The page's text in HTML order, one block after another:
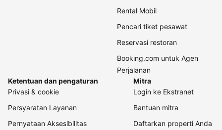
Rental Mobil
Pencari tiket pesawat
Reservasi restoran
Booking.com untuk Agen
Perjalanan
Ketentuan dan pengaturan
Privasi & cookie
Persyaratan Layanan
Pernyataan Aksesibilitas
Mitra
Login ke Ekstranet
Bantuan mitra
Daftarkan properti Anda